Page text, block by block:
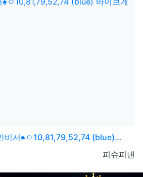
비서♠ㅇ10,81,79,52,74 (blue)…
등록자
피슈피낸